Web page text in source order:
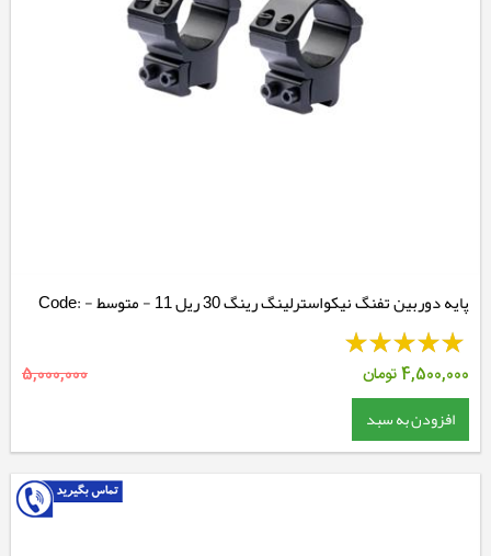
پایه دوربین تفنگ نیکواسترلینگ رینگ 30 ریل 11 - متوسط - Code:
NSMM3038M
4,500,000تومان 5,000,000
افزودن به سبد